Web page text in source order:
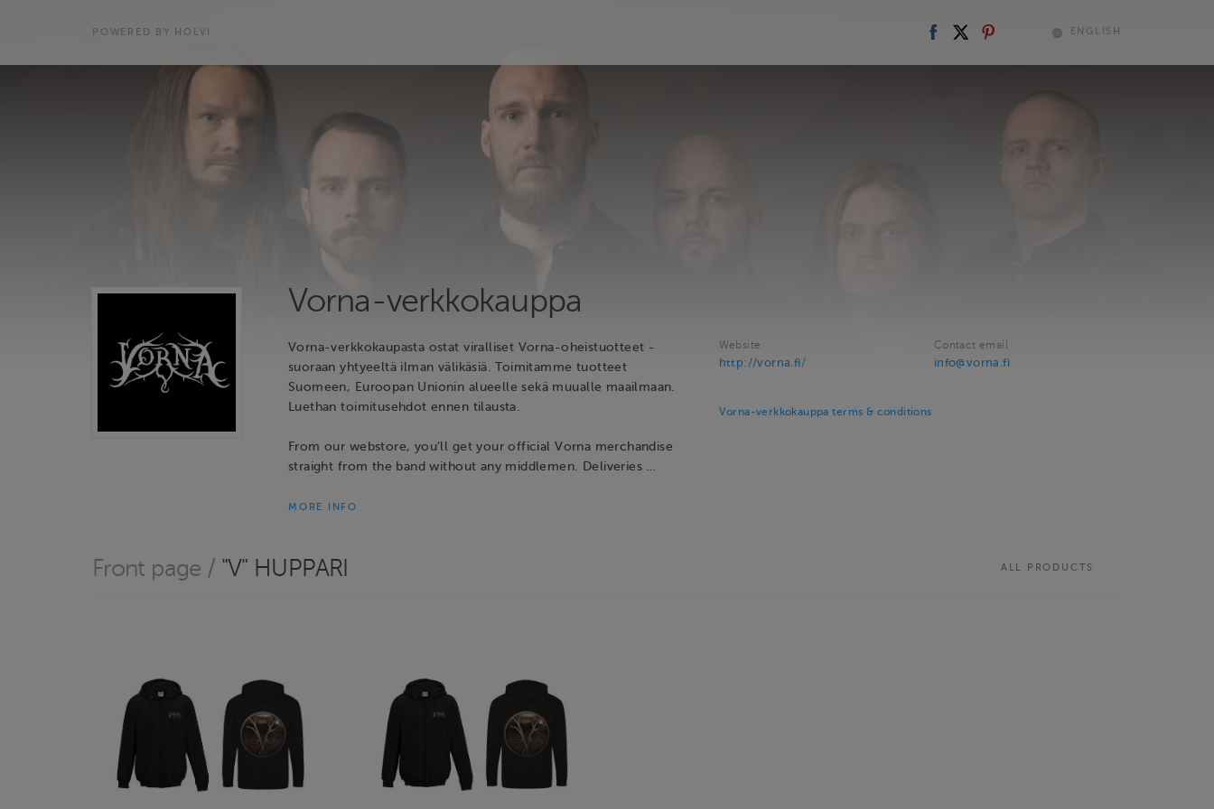
POWERED BY HOLVI ENGLISH
Vorna-verkkokauppa
Vorna-verkkokaupasta ostat viralliset Vorna-oheistuotteet -
suoraan yhtyeeltä ilman välikäsiä. Toimitamme tuotteet
Suomeen, Euroopan Unionin alueelle sekä muualle maailmaan.
Luethan toimitusehdot ennen tilausta.
From our webstore, you’ll get your official Vorna merchandise
straight from the band without any middlemen. Deliveries …
MORE INFO
Website
http://vorna.fi/
Contact email
info@vorna.fi
Vorna-verkkokauppa terms & conditions
Front page / "V" HUPPARI ALL PRODUCTS